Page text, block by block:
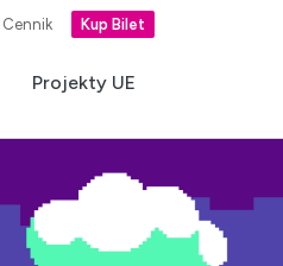
Cennik Kup Bilet
Projekty UE